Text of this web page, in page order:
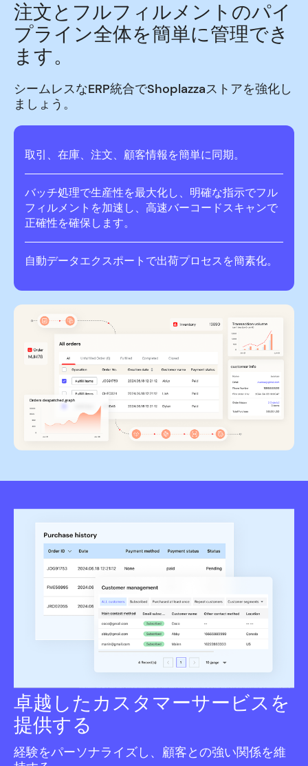
注文とフルフィルメントのパイ
プライン全体を簡単に管理でき
ます。
シームレスなERP統合でShoplazzaストアを強化し
ましょう。
取引、在庫、注文、顧客情報を簡単に同期。
バッチ処理で生産性を最大化し、明確な指示でフル
フィルメントを加速し、高速バーコードスキャンで
正確性を確保します。
自動データエクスポートで出荷プロセスを簡素化。
卓越したカスタマーサービスを
提供する
経験をパーソナライズし、顧客との強い関係を維